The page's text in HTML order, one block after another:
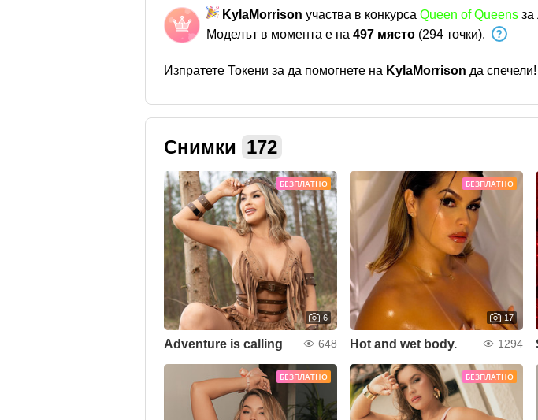
KylaMorrison участва в конкурса Queen of Queens за
Моделът в момента е на 497 място (294 точки).
Изпратете Токени за да помогнете на KylaMorrison да спечели!
Снимки 172
БЕЗПЛАТНО
6
Adventure is calling 648
БЕЗПЛАТНО
17
Hot and wet body. 1294
БЕЗПЛАТНО БЕЗПЛАТНО